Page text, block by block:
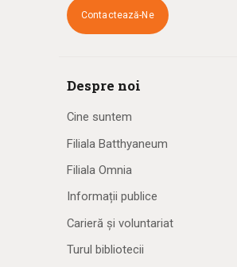
Contactează-Ne
Despre noi
Cine suntem
Filiala Batthyaneum
Filiala Omnia
Informații publice
Carieră și voluntariat
Turul bibliotecii